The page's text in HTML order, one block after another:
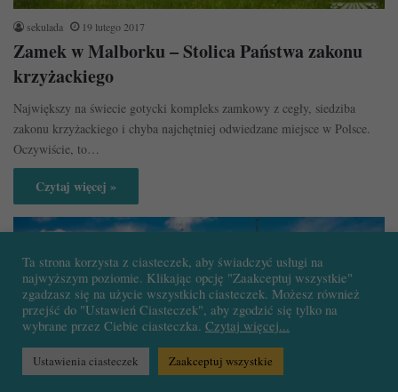
sekulada 19 lutego 2017
Zamek w Malborku – Stolica Państwa zakonu
krzyżackiego
Największy na świecie gotycki kompleks zamkowy z cegły, siedziba
zakonu krzyżackiego i chyba najchętniej odwiedzane miejsce w Polsce.
Oczywiście, to…
Czytaj więcej »
Ta strona korzysta z ciasteczek, aby świadczyć usługi na
najwyższym poziomie. Klikając opcję "Zaakceptuj wszystkie"
zgadzasz się na użycie wszystkich ciasteczek. Możesz również
przejść do "Ustawień Ciasteczek", aby zgodzić się tylko na
wybrane przez Ciebie ciasteczka. Czytaj więcej...
Ustawienia ciasteczek Zaakceptuj wszystkie